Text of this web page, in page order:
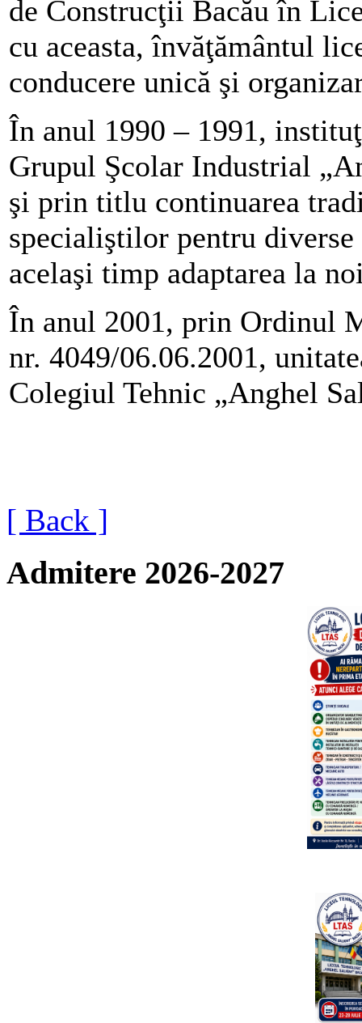
de Construcţii Bacău în
cu aceasta, învăţământul
conducere unică şi
În anul 1990 – 1991,
Grupul Şcolar Industrial
şi prin titlu continuarea
specialiştilor pentru
acelaşi timp adaptarea la
În anul 2001, prin Ordinul
nr. 4049/06.06.2001,
Colegiul Tehnic „Anghel
[ Back ]
Admitere 2026-2027